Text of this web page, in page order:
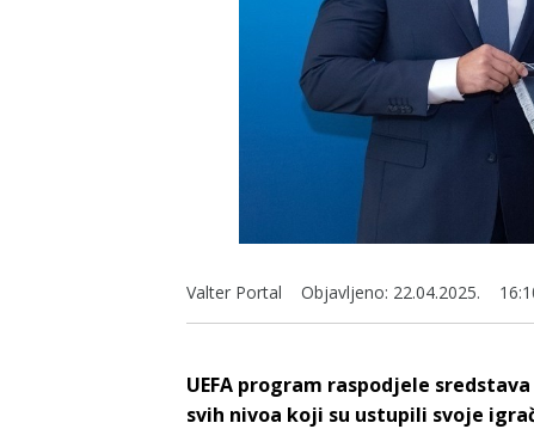
Valter Portal Objavljeno: 22.04.2025.
UEFA program raspodjele
svih nivoa koji su ustupili svoje